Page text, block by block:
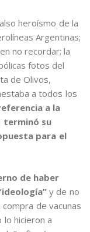
heroísmo de la
Argentinas;
no recordar; la
fotos del
de Olivos,
a todos los
a la
terminó su
para el
de haber
y de no
de vacunas
hicieron a